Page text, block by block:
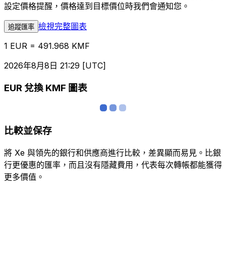
設定價格提醒，價格達到目標價位時我們會通知您。
追蹤匯率 檢視完整圖表
1 EUR = 491.968 KMF
2026年8月8日 21:29 [UTC]
EUR 兌換 KMF 圖表
比較並保存
將 Xe 與領先的銀行和供應商進行比較，差異顯而易見。比銀
行更優惠的匯率，而且沒有隱藏費用，代表每次轉帳都能獲得
更多價值。